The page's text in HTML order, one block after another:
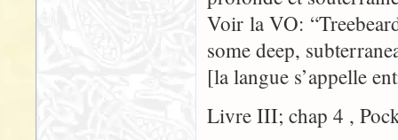
Voir la VO:
some deep,
[la langue s’appelle
Livre III; chap 4 ,